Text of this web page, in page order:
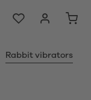
Rabbit vibrators